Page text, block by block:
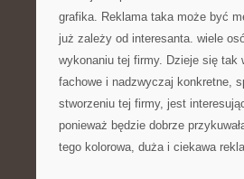
grafika. Reklama taka może być
już zależy od interesanta. wiele
wykonaniu tej firmy. Dzieje się tak
fachowe i nadzwyczaj konkretne,
stworzeniu tej firmy, jest
ponieważ będzie dobrze
tego kolorowa, duża i ciekawa